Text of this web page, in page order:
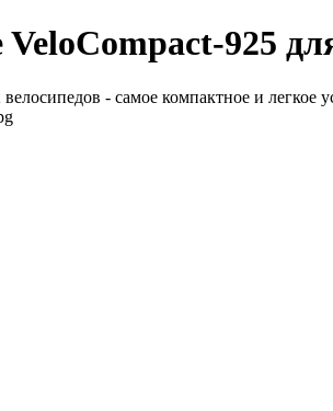
925
- самое компактное и легкое